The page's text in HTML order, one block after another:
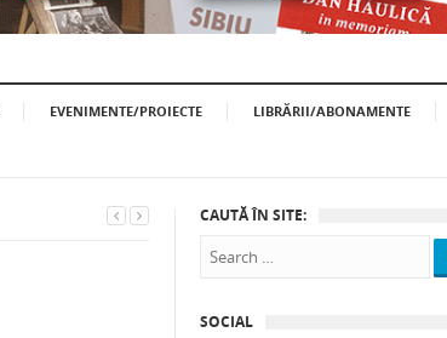
EVENIMENTE/PROIECTE LIBRĂRII/ABONAMENTE
CAUTĂ ÎN SITE:
SOCIAL